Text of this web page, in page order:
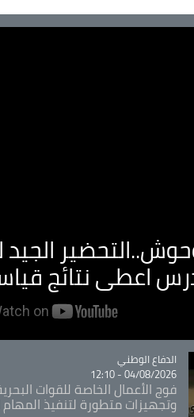
اعطى نتائج
Catégorie
الدفاع الوطني
04/08/2026 - 12:10
فوج الأعمال الخاصة للقوات
وتجهيزات متطورة لتنفيذ